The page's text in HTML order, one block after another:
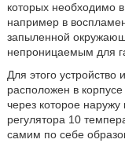
которых необходимо
например в
запыленной
непроницаемым для
Для этого
расположен в
через которое
регулятора 10
самим по себе